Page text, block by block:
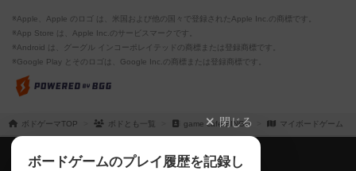
※Apple、Apple のロゴ は、米国および他の国々で登録されたApple Inc.の商標です。
※App Store は、Apple Inc.のサービスマークです。
※Android は、グーグル インコーポレイテッドの商標または登録商標です。
※Google Play とそのロゴは、Google Inc.の商標または登録商標です。
ボドゲーマTOP ボドとも一覧 game cafe BINGO マイボードゲーム
閉じる
ボードゲームのプレイ履歴を記録し
ボドゲーマTOP